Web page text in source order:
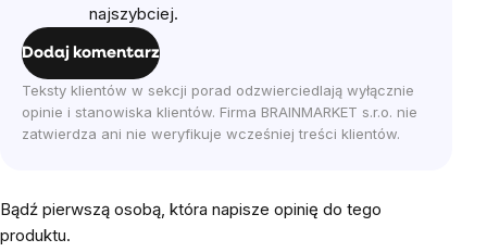
najszybciej.
Dodaj komentarz
Teksty klientów w sekcji porad odzwierciedlają wyłącznie
opinie i stanowiska klientów. Firma BRAINMARKET s.r.o. nie
zatwierdza ani nie weryfikuje wcześniej treści klientów.
Bądź pierwszą osobą, która napisze opinię do tego
produktu.